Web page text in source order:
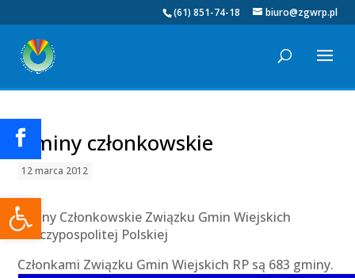
Otwórz pasek narzędzi
(61) 851-74-18 biuro@zgwrp.pl
Gminy członkowskie
12 marca 2012
Gminy Członkowskie Związku Gmin Wiejskich
Rzeczypospolitej Polskiej
Członkami Związku Gmin Wiejskich RP są 683 gminy.